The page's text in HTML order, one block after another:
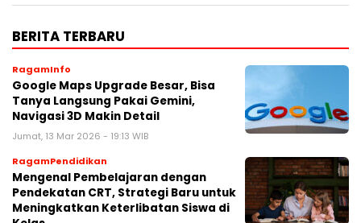
BERITA TERBARU
RagamInfo
Google Maps Upgrade Besar, Bisa
Tanya Langsung Pakai Gemini,
Navigasi 3D Makin Detail
Jumat, 13 Mar 2026 - 19:13 WIB
RagamPendidikan
Mengenal Pembelajaran dengan
Pendekatan CRT, Strategi Baru untuk
Meningkatkan Keterlibatan Siswa di